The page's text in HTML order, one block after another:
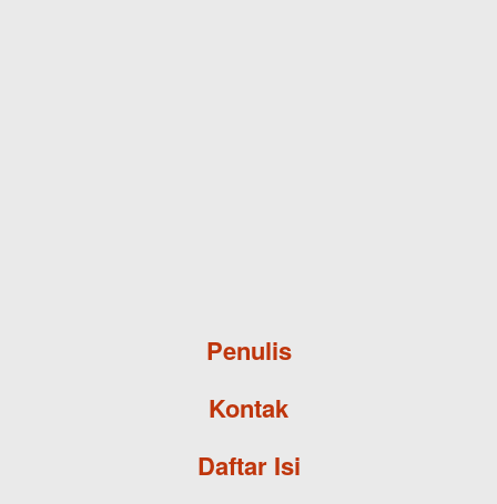
Penulis
Kontak
Daftar Isi